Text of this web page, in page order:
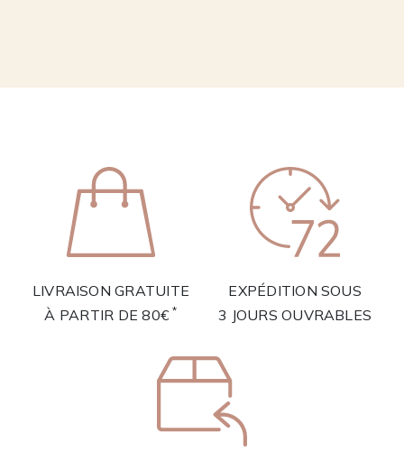
LIVRAISON GRATUITE
À PARTIR DE 80€ *
EXPÉDITION SOUS
3 JOURS OUVRABLES